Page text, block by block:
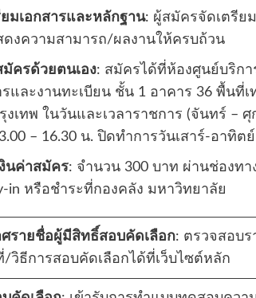
มเอกสารและหลักฐาน: ผู้สมัครจัดเตรีย
ดงความสามารถ/ผลงานให้ครบถ้วน
มัครด้วยตนเอง: สมัครได้ที่ห้องศูนย์บริกา
และงานทะเบียน ชั้น 1 อาคาร 36 พื้นที่เ
งเทพ ในวันและเวลาราชการ (จันทร์ – ศุ
– 16.30 น. ปิดทำการวันเสาร์-อาทิ
นค่าสมัคร: จำนวน 300 บาท ผ่านช่องท
in หรือชำระที่กองคลัง มหาวิทยาลัย
ศรายชื่อผู้มีสิทธิ์สอบคัดเลือก: ตรวจสอบร
/วิธีการสอบคัดเลือกได้ที่เว็บไซต์หลัก